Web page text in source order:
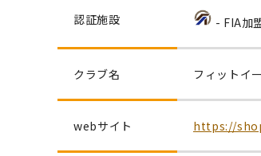
認証施設 - FIA加
クラブ名 フィットイ
webサイト https://